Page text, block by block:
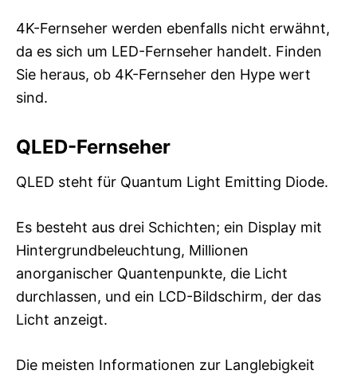
4K-Fernseher werden ebenfalls nicht erwähnt,
da es sich um LED-Fernseher handelt. Finden
Sie heraus, ob 4K-Fernseher den Hype wert
sind.
QLED-Fernseher
QLED steht für Quantum Light Emitting Diode.
Es besteht aus drei Schichten; ein Display mit
Hintergrundbeleuchtung, Millionen
anorganischer Quantenpunkte, die Licht
durchlassen, und ein LCD-Bildschirm, der das
Licht anzeigt.
Die meisten Informationen zur Langlebigkeit